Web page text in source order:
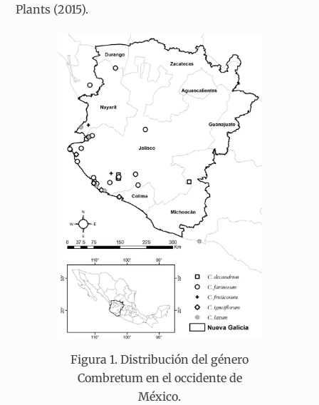
Plants (2015).
Figura 1. Distribución del género
Combretum en el occidente de
México.